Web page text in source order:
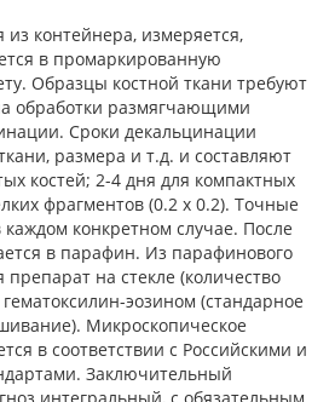
из контейнера, измеряется,
в промаркированную
Образцы костной ткани требуют
обработки размягчающими
Сроки декальцинации
размера и т.д. и составляют
костей; 2-4 дня для компактных
фрагментов (0.2 х 0.2). Точные
конкретном случае. После
в парафин. Из парафинового
препарат на стекле (количество
эозином (стандарное
Микроскопическое
в соответствии с Российскими и
Заключительный